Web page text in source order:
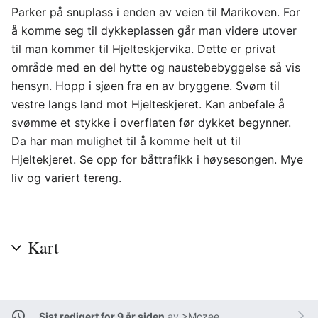
Parker på snuplass i enden av veien til Marikoven. For
å komme seg til dykkeplassen går man videre utover
til man kommer til Hjelteskjervika. Dette er privat
område med en del hytte og naustebebyggelse så vis
hensyn. Hopp i sjøen fra en av bryggene. Svøm til
vestre langs land mot Hjelteskjeret. Kan anbefale å
svømme et stykke i overflaten før dykket begynner.
Da har man mulighet til å komme helt ut til
Hjeltekjeret. Se opp for båttrafikk i høysesongen. Mye
liv og variert tereng.
Kart